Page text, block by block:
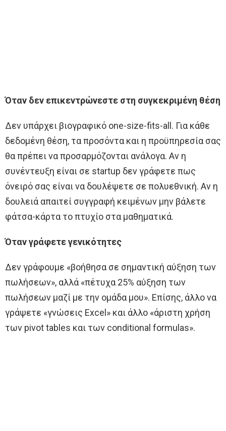
Όταν δεν επικεντρώνεστε στη συγκεκριμένη θέση
Δεν υπάρχει βιογραφικό one-size-fits-all. Για κάθε
δεδομένη θέση, τα προσόντα και η προϋπηρεσία σας
θα πρέπει να προσαρμόζονται ανάλογα. Αν η
συνέντευξη είναι σε startup δεν γράφετε πως
όνειρό σας είναι να δουλέψετε σε πολυεθνική. Αν η
δουλειά απαιτεί συγγραφή κειμένων μην βάλετε
φάτσα-κάρτα το πτυχίο στα μαθηματικά.
Όταν γράφετε γενικότητες
Δεν γράφουμε «βοήθησα σε σημαντική αύξηση των
πωλήσεων», αλλά «πέτυχα 25% αύξηση των
πωλήσεων μαζί με την ομάδα μου». Επίσης, άλλο να
γράψετε «γνώσεις Excel» και άλλο «άριστη χρήση
των pivot tables και των conditional formulas».